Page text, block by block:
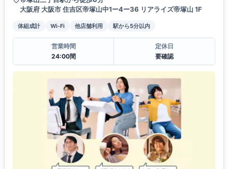
大阪府 大阪市 住吉区帝塚山中1ー4ー36 リアライズ帝塚山 1F
体組成計 Wi-Fi 他店舗利用 駅から5分以内
営業時間
24:00間
定休日
要確認